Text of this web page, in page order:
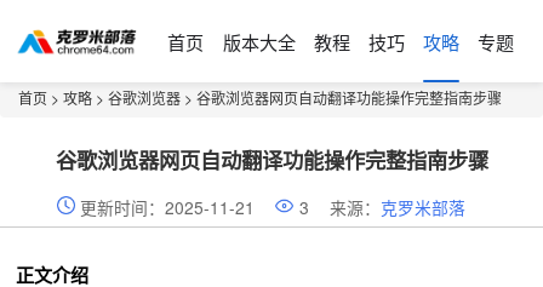
首页 版本大全 教程 技巧 攻略 专题
首页 > 攻略 > 谷歌浏览器 > 谷歌浏览器网页自动翻译功能操作完整指南步骤
谷歌浏览器网页自动翻译功能操作完整指南步骤
更新时间：2025-11-21 3 来源： 克罗米部落
正文介绍